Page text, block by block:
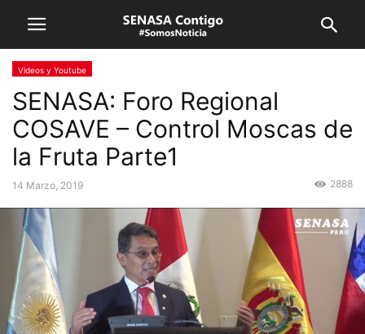
Videos y Youtube
SENASA: Foro Regional
COSAVE – Control Moscas de
la Fruta Parte1
14 Marzo, 2019 2888